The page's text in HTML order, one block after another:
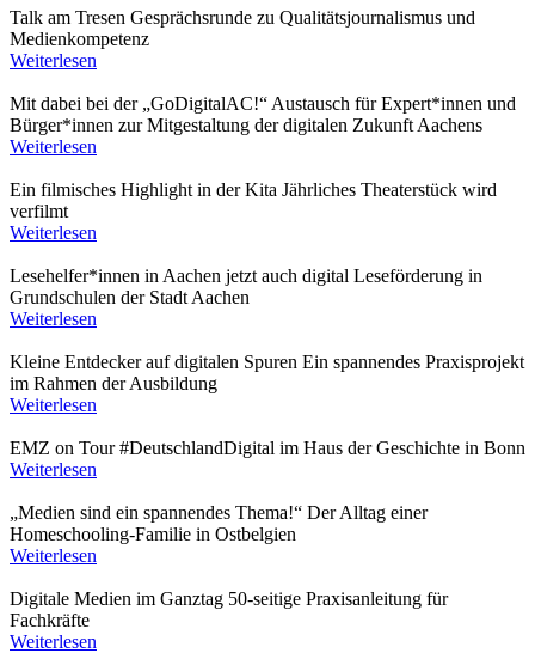
Talk am Tresen Gesprächsrunde zu Qualitätsjournalismus und
Medienkompetenz
Weiterlesen
Mit dabei bei der „GoDigitalAC!“ Austausch für Expert*innen und
Bürger*innen zur Mitgestaltung der digitalen Zukunft Aachens
Weiterlesen
Ein filmisches Highlight in der Kita Jährliches Theaterstück wird
verfilmt
Weiterlesen
Lesehelfer*innen in Aachen jetzt auch digital Leseförderung in
Grundschulen der Stadt Aachen
Weiterlesen
Kleine Entdecker auf digitalen Spuren Ein spannendes Praxisprojekt
im Rahmen der Ausbildung
Weiterlesen
EMZ on Tour #DeutschlandDigital im Haus der Geschichte in Bonn
Weiterlesen
„Medien sind ein spannendes Thema!“ Der Alltag einer
Homeschooling-Familie in Ostbelgien
Weiterlesen
Digitale Medien im Ganztag 50-seitige Praxisanleitung für
Fachkräfte
Weiterlesen